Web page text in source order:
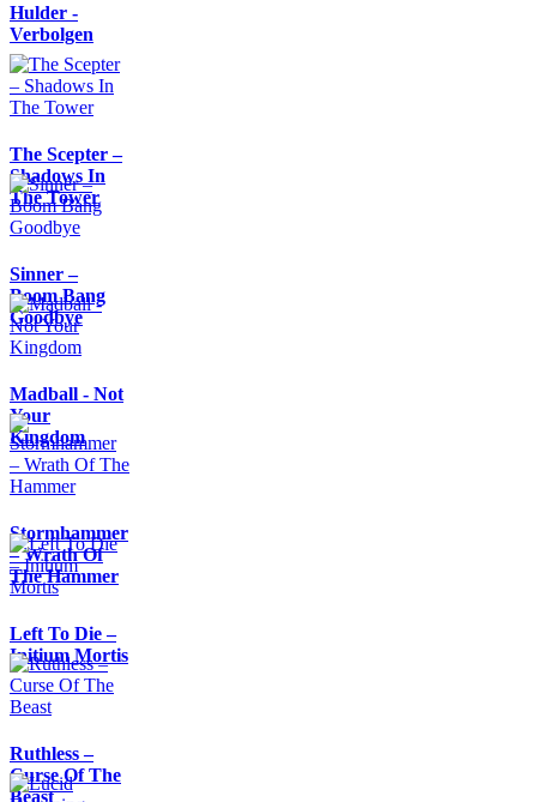
Hulder -
Verbolgen
The Scepter –
Shadows In
The Tower
Sinner –
Boom Bang
Goodbye
Madball - Not
Your
Kingdom
Stormhammer
– Wrath Of
The Hammer
Left To Die –
Initium Mortis
Ruthless –
Curse Of The
Beast